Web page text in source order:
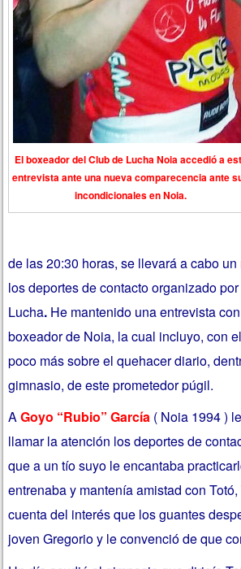
El boxeador del Club de Lucha Noia accedió a
entrevista ante una nueva comparecencia ante
incondicionales en Noia.
de las 20:30 horas, se llevará a cabo
los deportes de contacto organizado
Lucha. He mantenido una entrevista
boxeador de Noia, la cual incluyo, con
poco más sobre el quehacer diario,
gimnasio, de este prometedor púgil.
AGoyo “Rubio” García ( Noia 1994 )
llamar la atención los deportes de
que a un tío suyo le encantaba
entrenaba y mantenía amistad con
cuenta del interés que los guantes
joven Gregorio y le convenció de que